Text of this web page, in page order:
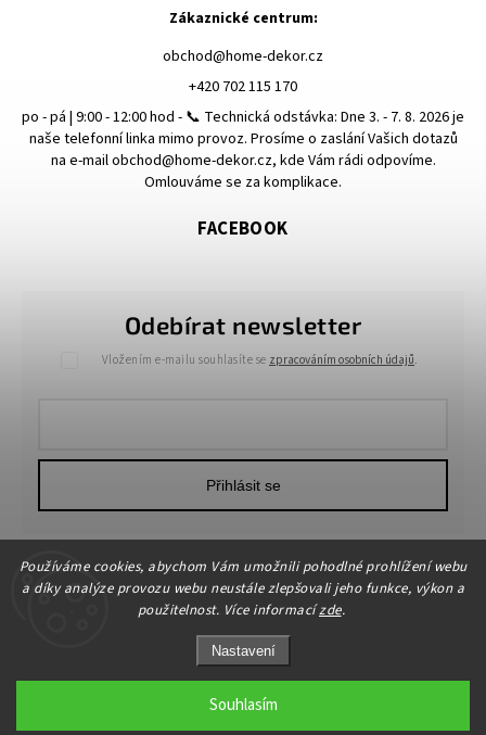
Používáme cookies, abychom Vám umožnili pohodlné prohlížení webu
a díky analýze provozu webu neustále zlepšovali jeho funkce, výkon a
použitelnost. Více informacízde.
Nastavení
Souhlasím
Odebírat newsletter
Vložením e-mailu souhlasíte se zpracováním osobních údajů.
Přihlásit se
Zákaznické centrum:
obchod@home-dekor.cz
+420 702 115 170
po - pá | 9:00 - 12:00 hod - 📞 Technická odstávka: Dne 3. - 7. 8. 2026 je
naše telefonní linka mimo provoz. Prosíme o zaslání Vašich dotazů
na e-mail obchod@home-dekor.cz, kde Vám rádi odpovíme.
Omlouváme se za komplikace.
FACEBOOK
HOME-DEKOR.cz